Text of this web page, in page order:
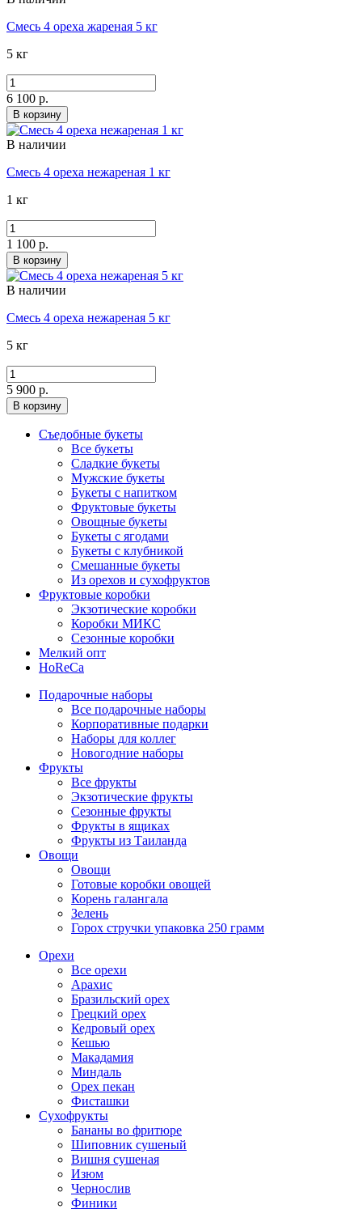
Смесь 4 ореха жареная 5 кг
5 кг
6 100 р.
В корзину
В наличии
Смесь 4 ореха нежареная 1 кг
1 кг
1 100 р.
В корзину
В наличии
Смесь 4 ореха нежареная 5 кг
5 кг
5 900 р.
В корзину
Съедобные букеты
Все букеты
Сладкие букеты
Мужские букеты
Букеты с напитком
Фруктовые букеты
Овощные букеты
Букеты с ягодами
Букеты с клубникой
Смешанные букеты
Из орехов и сухофруктов
Фруктовые коробки
Экзотические коробки
Коробки МИКС
Сезонные коробки
Мелкий опт
HoReCa
Подарочные наборы
Все подарочные наборы
Корпоративные подарки
Наборы для коллег
Новогодние наборы
Фрукты
Все фрукты
Экзотические фрукты
Сезонные фрукты
Фрукты в ящиках
Фрукты из Таиланда
Овощи
Овощи
Готовые коробки овощей
Корень галангала
Зелень
Горох стручки упаковка 250 грамм
Орехи
Все орехи
Арахис
Бразильский орех
Грецкий орех
Кедровый орех
Кешью
Макадамия
Миндаль
Орех пекан
Фисташки
Сухофрукты
Бананы во фритюре
Шиповник сушеный
Вишня сушеная
Изюм
Чернослив
Финики